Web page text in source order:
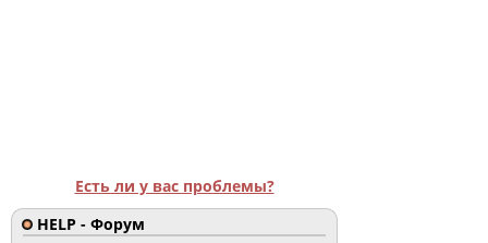
Есть ли у вас проблемы?
HELP - Форум